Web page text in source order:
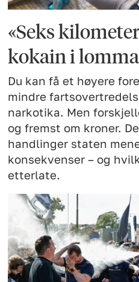
«Seks
kokain i
Du kan få et høyere
mindre
narkotika. Men
og fremst om kroner.
handlinger staten
konsekvenser – og
etterlate.